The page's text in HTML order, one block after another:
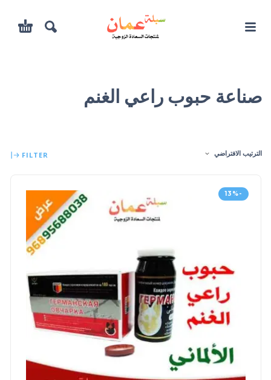
صناعة حبوب راعي الغنم
الترتيب الافتراضي FILTER
-13%